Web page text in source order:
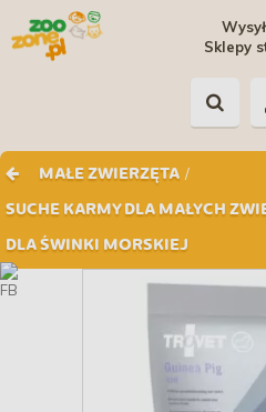
Sklepy
MAŁE ZWIERZĘTA /
SUCHE KARMY DLA MAŁYCH
DLA ŚWINKI MORSKIEJ